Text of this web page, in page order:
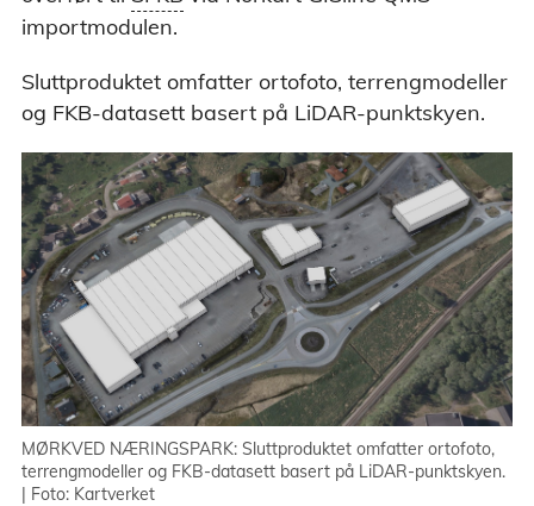
der kartdata fra kommunene blir direkte
sentral database i Kartverket. Kartdatabasen
importmodulen.
Sluttproduktet omfatter ortofoto, terrengmodeller
og FKB-datasett basert på LiDAR-punktskyen.
MØRKVED NÆRINGSPARK: Sluttproduktet omfatter ortofoto,
terrengmodeller og FKB-datasett basert på LiDAR-punktskyen.
| Foto: Kartverket